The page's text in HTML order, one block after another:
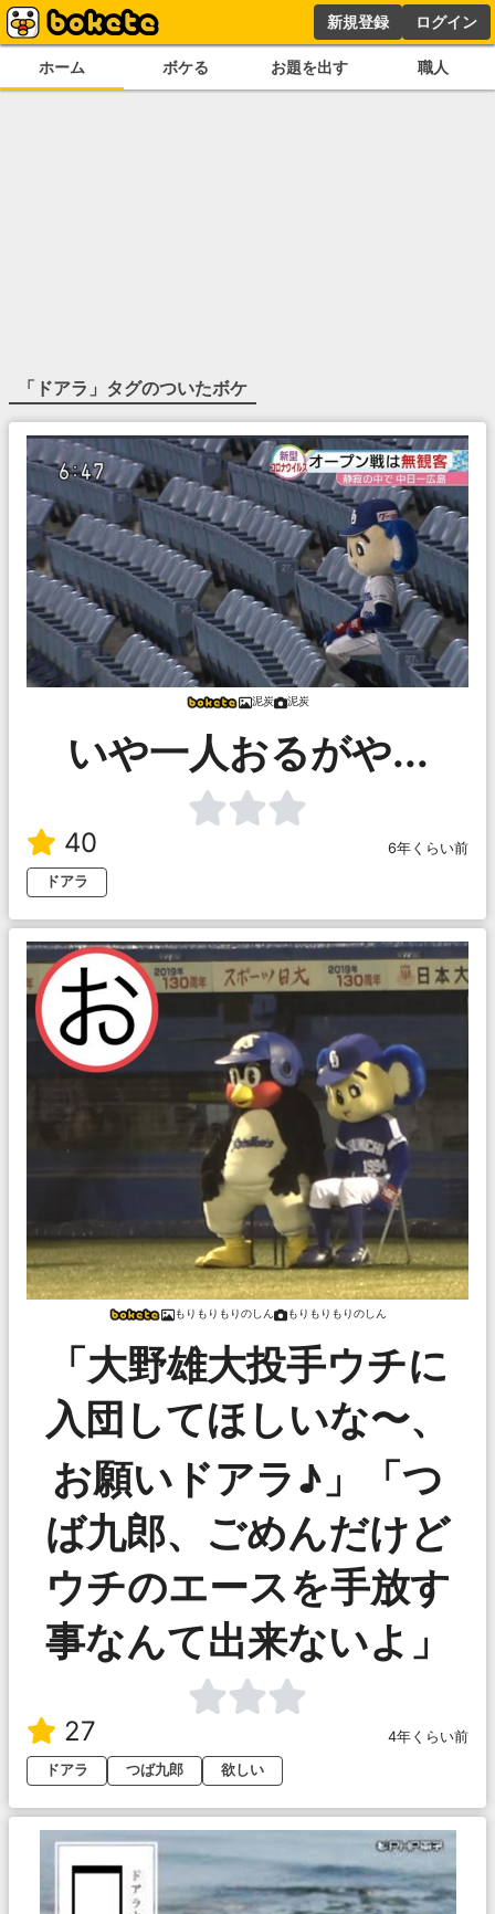
新規登録 ログイン
ホーム ボケる お題を出す 職人
「 ドアラ 」タグのついたボケ
泥炭 泥炭
いや一人おるがや...
40
6年くらい前
ドアラ
もりもりもりのしん もりもりもりのしん
「大野雄大投手ウチに
入団してほしいな〜、
お願いドアラ♪」「つ
ば九郎、ごめんだけど
ウチのエースを手放す
事なんて出来ないよ」
27
4年くらい前
ドアラ
つば九郎 欲しい